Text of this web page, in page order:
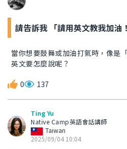
請告訴我 「請用英文教我加油
當你想要鼓舞或加油打氣時，像是
英文要怎麼說呢？
0 137
Ting Yu
Native Camp英語會話講師
Taiwan
2025/09/04 10:04